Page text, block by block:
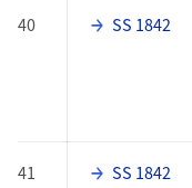
40 SS 1842
41 SS 1842